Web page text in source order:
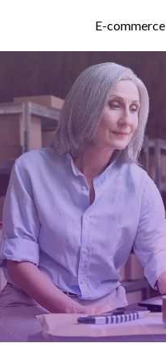
E-commerce